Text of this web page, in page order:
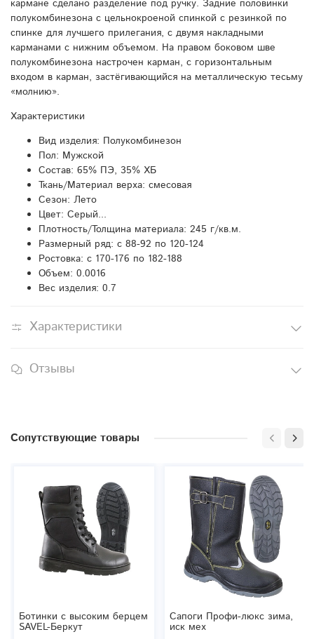
кармане сделано разделение под ручку. Задние половинки
полукомбинезона с цельнокроеной спинкой с резинкой по
спинке для лучшего прилегания, с двумя накладными
карманами с нижним объемом. На правом боковом шве
полукомбинезона настрочен карман, с горизонтальным
входом в карман, застёгивающийся на металлическую тесьму
«молнию».
Характеристики
Вид изделия: Полукомбинезон
Пол: Мужской
Состав: 65% ПЭ, 35% ХБ
Ткань/Материал верха: смесовая
Сезон: Лето
Цвет: Серый...
Плотность/Толщина материала: 245 г/кв.м.
Размерный ряд: с 88-92 по 120-124
Ростовка: с 170-176 по 182-188
Объем: 0.0016
Вес изделия: 0.7
Характеристики
Отзывы
Сопутствующие товары
Ботинки с высоким берцем
SAVEL-Беркут
Сапоги Профи-люкс зима,
иск мех